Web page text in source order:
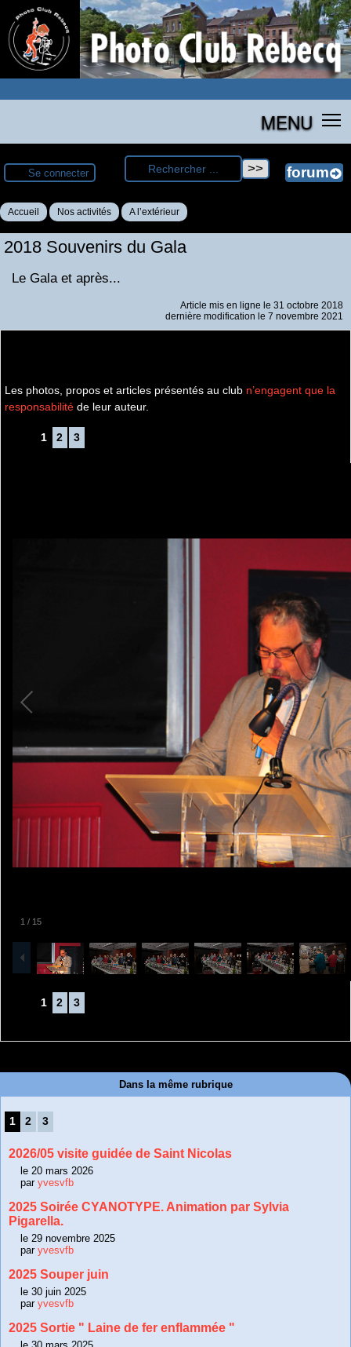
MENU
Se connecter
Accueil Nos activités A l’extérieur
2018 Souvenirs du Gala
Le Gala et après...
Article mis en ligne le 31 octobre 2018
dernière modification le 7 novembre 2021
Les photos, propos et articles présentés au club n’engagent que la
responsabilité de leur auteur.
1 2 3
1 / 15
1 2 3
Dans la même rubrique
1 2 3
2026/05 visite guidée de Saint Nicolas
le 20 mars 2026
par yvesvfb
2025 Soirée CYANOTYPE. Animation par Sylvia
Pigarella.
le 29 novembre 2025
par yvesvfb
2025 Souper juin
le 30 juin 2025
par yvesvfb
2025 Sortie " Laine de fer enflammée "